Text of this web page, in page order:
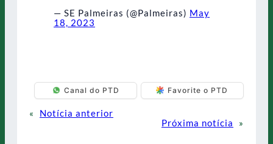
— SE Palmeiras (@Palmeiras) May
18, 2023
Canal do PTD Favorite o PTD
«
Notícia anterior
Próxima notícia
»